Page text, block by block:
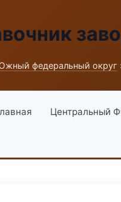
федеральный округ
Центральный